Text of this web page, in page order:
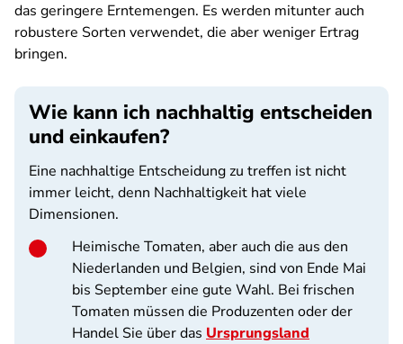
das geringere Erntemengen. Es werden mitunter auch
robustere Sorten verwendet, die aber weniger Ertrag
bringen.
Wie kann ich nachhaltig entscheiden
und einkaufen?
Eine nachhaltige Entscheidung zu treffen ist nicht
immer leicht, denn Nachhaltigkeit hat viele
Dimensionen.
Heimische Tomaten, aber auch die aus den
Niederlanden und Belgien, sind von Ende Mai
bis September eine gute Wahl. Bei frischen
Tomaten müssen die Produzenten oder der
Handel Sie über das Ursprungsland